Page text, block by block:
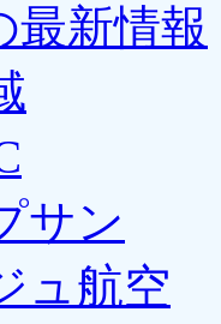
最新情報
サン
ュ航空